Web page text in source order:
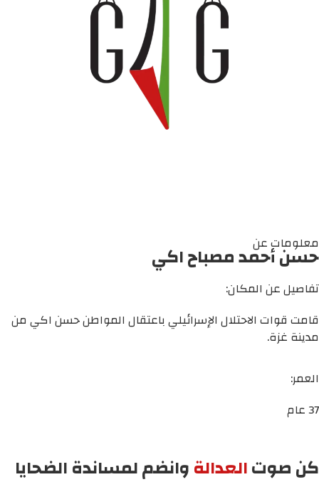
معلومات عن
حسن أحمد مصباح اكي
تفاصيل عن المكان:
قامت قوات الاحتلال الإسرائيلي باعتقال المواطن حسن اكي من
مدينة غزة.
العمر:
37 عام
كن صوتالعدالةوانضم لمساندة الضحايا